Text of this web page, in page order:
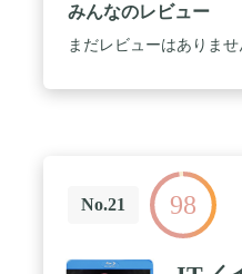
みんなのレビュー
まだレビューはありませ
No.21 98